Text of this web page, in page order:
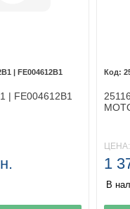
| FE004612B1
| FE004612B1
ЦЕНА:
1
В